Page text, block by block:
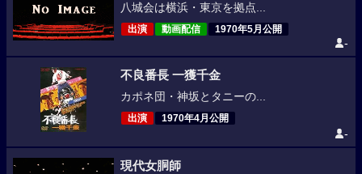
八城会は横浜・東京を拠点...
出演 動画配信 1970年5月公開
-
不良番長 一獲千金
カポネ団・神坂とタニーの...
出演 1970年4月公開
-
現代女胴師